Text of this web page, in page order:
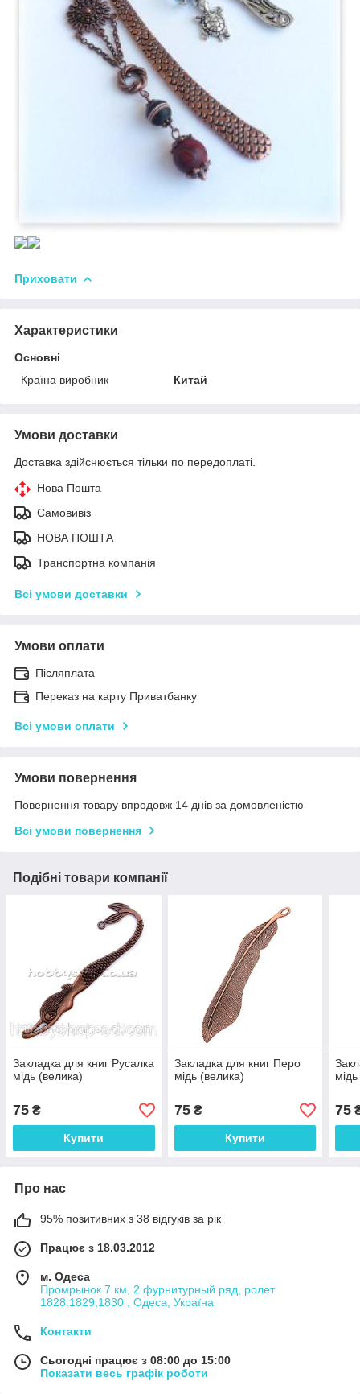
Приховати
Характеристики
Основні
Країна виробник
Китай
Умови доставки
Доставка здійснюється тільки по передоплаті.
Нова Пошта
Самовивіз
НОВА ПОШТА
Транспортна компанія
Всі умови доставки
Умови оплати
Післяплата
Переказ на карту Приватбанку
Всі умови оплати
Умови повернення
Повернення товару впродовж 14 днів за домовленістю
Всі умови повернення
Подібні товари компанії
Закладка для книг Русалка
мідь (велика)
75 ₴
Купити
Закладка для книг Перо
мідь (велика)
75₴
Купити
75
Про нас
95% позитивних з 38 відгуків за рік
Працює з 18.03.2012
м. Одеса
Промрынок 7 км, 2 фурнитурный ряд, ролет
1828.1829,1830 , Одеса, Україна
Контакти
Сьогодні працює з 08:00 до 15:00
Показати весь графік роботи